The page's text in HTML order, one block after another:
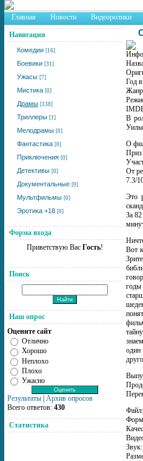
Главная Новости Видеоролики
Навигация
Комедии [16]
Боевики [31]
Ужасы [7]
Мистика [0]
Драмы [138]
Триллеры [1]
Мелодрамы [0]
Фантастика [0]
Приключения [0]
Детективы [0]
Документальные [0]
Мультфильмы [0]
Эротика +18 [0]
Форма входа
Приветствую Вас Гость!
Поиск
Наш опрос
Оцените сайт
Отлично
Хорошо
Неплохо
Плохо
Ужасно
Результаты Архив опросов
Всего ответов: 430
Статистика
Год
В
О
Приз
От
7.3/
Это
За
Вот
годы
один
Файл: